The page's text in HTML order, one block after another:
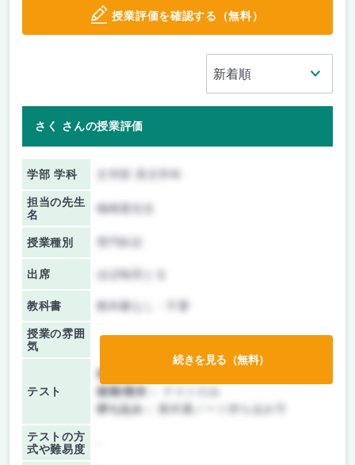
授業評価を確認する（無料）
さく さんの授業評価
学部 学科
担当の先生
名
梅崎透先生
授業種別
出席 ほぼ毎回とる
教科書 教科書なし・不要
授業の雰囲
気
テスト
前期/中間：
後期/期末：
持ち込み：
教科書ノート持ち込み可
テストの方
式や難易度
続きを見る（無料）